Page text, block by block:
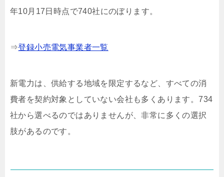
年10月17日時点で740社にのぼります。
⇒登録小売電気事業者一覧
新電力は、供給する地域を限定するなど、すべての消
費者を契約対象としていない会社も多くあります。734
社から選べるのではありませんが、非常に多くの選択
肢があるのです。